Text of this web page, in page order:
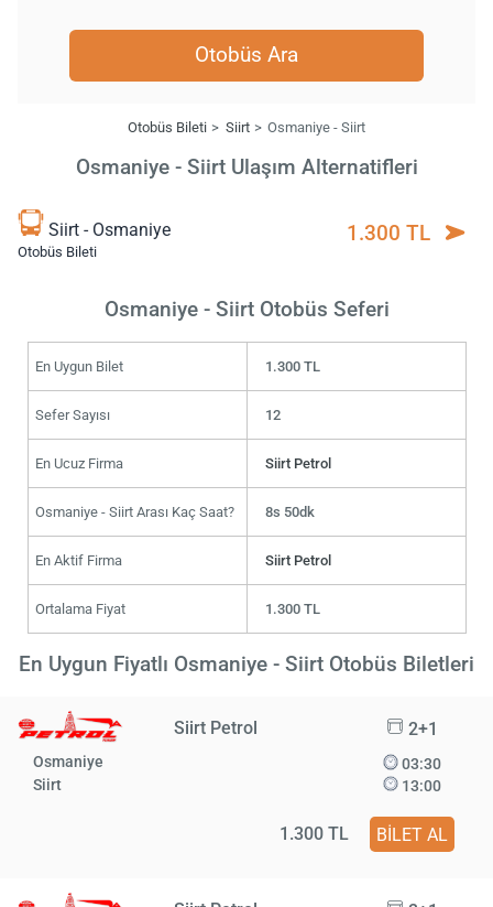
Otobüs Ara
Otobüs Bileti Siirt Osmaniye - Siirt
Osmaniye - Siirt Ulaşım Alternatifleri
Siirt - Osmaniye
Otobüs Bileti
1.300 TL
Osmaniye - Siirt Otobüs Seferi
En Uygun Bilet 1.300 TL
Sefer Sayısı 12
En Ucuz Firma Siirt Petrol
Osmaniye - Siirt Arası Kaç Saat? 8s 50dk
En Aktif Firma Siirt Petrol
Ortalama Fiyat 1.300 TL
En Uygun Fiyatlı Osmaniye - Siirt Otobüs Biletleri
Siirt Petrol 2+1
Osmaniye
Siirt
03:30
13:00
1.300 TL BİLET AL